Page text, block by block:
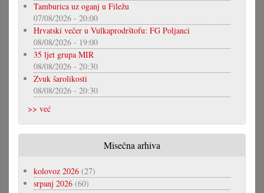
Tamburica uz oganj u Filežu
07/08/2026 - 20:00
Hrvatski večer u Vulkaprodrštofu: FG Poljanci
08/08/2026 - 19:00
35 ljet grupa MIR
08/08/2026 - 20:30
Zvuk šarolikosti
08/08/2026 - 20:30
>> već
Misečna arhiva
kolovoz 2026 (27)
srpanj 2026 (60)